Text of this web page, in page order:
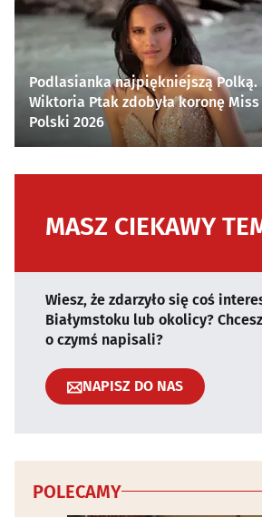
Podlasianka najpiękniejszą Polką.
Wiktoria Ptak zdobyła koronę Miss
Polski 2026
MASZ CIEKAWY
Wiesz, że zdarzyło się coś
Białymstoku lub okolicy?
o czymś napisali?
NAPISZ DO NAS
POLECAMY